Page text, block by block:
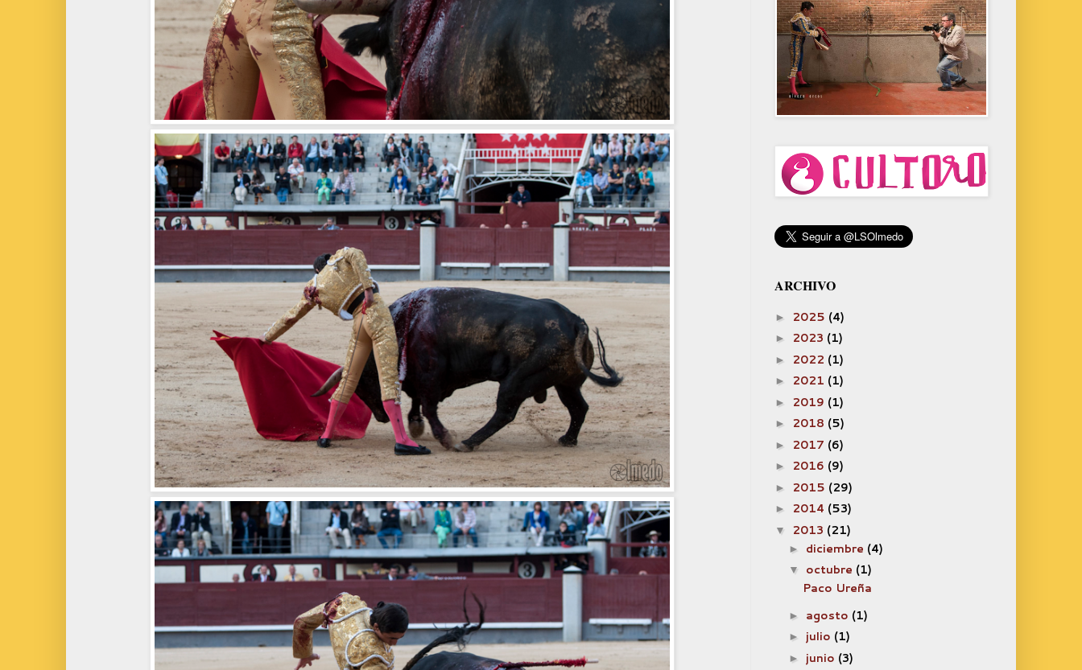
ARCHIVO
► 2025 (4)
► 2023 (1)
► 2022 (1)
► 2021 (1)
► 2019 (1)
► 2018 (5)
► 2017 (6)
► 2016 (9)
► 2015 (29)
► 2014 (53)
▼ 2013 (21)
► diciembre (4)
▼ octubre (1)
Paco Ureña
► agosto (1)
► julio (1)
► junio (3)